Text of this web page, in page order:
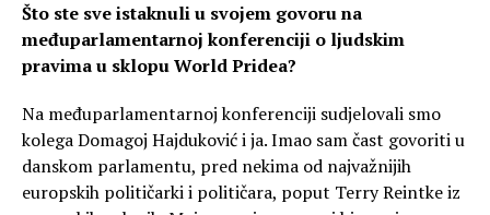
Što ste sve istaknuli u svojem govoru na
međuparlamentarnoj konferenciji o ljudskim
pravima u sklopu World Pridea?
Na međuparlamentarnoj konferenciji sudjelovali smo
kolega Domagoj Hajduković i ja. Imao sam čast govoriti u
danskom parlamentu, pred nekima od najvažnijih
europskih političarki i političara, poput Terry Reintke iz